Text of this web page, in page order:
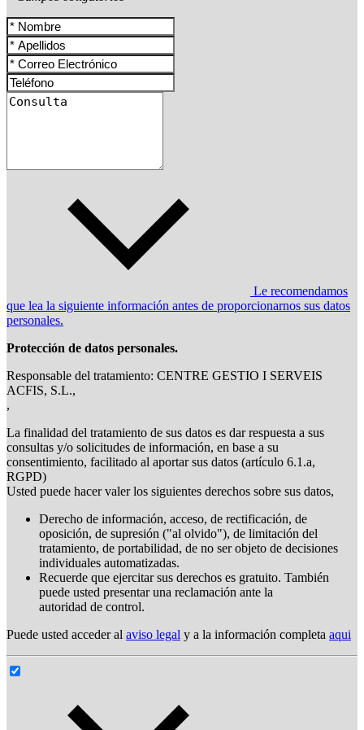
Le recomendamos
que lea la siguiente información antes de proporcionarnos sus datos
personales.
Protección de datos personales.
Responsable del tratamiento: CENTRE GESTIO I SERVEIS
ACFIS, S.L.,
,
La finalidad del tratamiento de sus datos es dar respuesta a sus
consultas y/o solicitudes de información, en base a su
consentimiento, facilitado al aportar sus datos (artículo 6.1.a,
RGPD)
Usted puede hacer valer los siguientes derechos sobre sus datos,
Derecho de información, acceso, de rectificación, de
oposición, de supresión ("al olvido"), de limitación del
tratamiento, de portabilidad, de no ser objeto de decisiones
individuales automatizadas.
Recuerde que ejercitar sus derechos es gratuito. También
puede usted presentar una reclamación ante la
autoridad de control.
Puede usted acceder al aviso legal y a la información completa aqui